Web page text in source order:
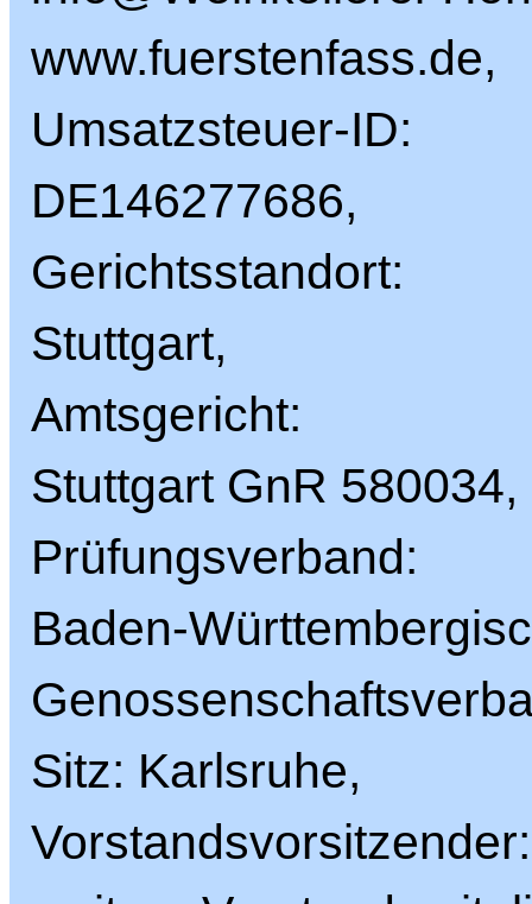
www.fuerstenfass.de,
Umsatzsteuer-ID:
DE146277686,
Gerichtsstandort:
Stuttgart,
Amtsgericht:
Stuttgart GnR 580034,
Prüfungsverband:
Baden-
Sitz: Karlsruhe,